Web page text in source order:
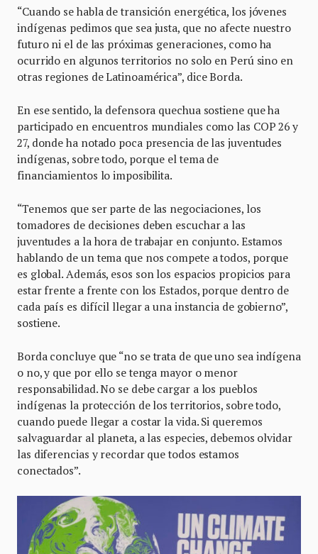
“Cuando se habla de transición energética, los jóvenes
indígenas pedimos que sea justa, que no afecte nuestro
futuro ni el de las próximas generaciones, como ha
ocurrido en algunos territorios no solo en Perú sino en
otras regiones de Latinoamérica”, dice Borda.
En ese sentido, la defensora quechua sostiene que ha
participado en encuentros mundiales como las COP 26 y
27, donde ha notado poca presencia de las juventudes
indígenas, sobre todo, porque el tema de
financiamientos lo imposibilita.
“Tenemos que ser parte de las negociaciones, los
tomadores de decisiones deben escuchar a las
juventudes a la hora de trabajar en conjunto. Estamos
hablando de un tema que nos compete a todos, porque
es global. Además, esos son los espacios propicios para
estar frente a frente con los Estados, porque dentro de
cada país es difícil llegar a una instancia de gobierno”,
sostiene.
Borda concluye que “no se trata de que uno sea indígena
o no, y que por ello se tenga mayor o menor
responsabilidad. No se debe cargar a los pueblos
indígenas la protección de los territorios, sobre todo,
cuando puede llegar a costar la vida. Si queremos
salvaguardar al planeta, a las especies, debemos olvidar
las diferencias y recordar que todos estamos
conectados”.